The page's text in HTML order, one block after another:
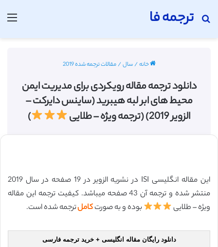
ترجمه فا
جستجو برای
خانه/سال/مقالات ترجمه شده 2019
دانلود ترجمه مقاله رویکردی برای مدیریت ایمن
محیط های ابر لبه هیبرید (ساینس دایرکت –
الزویر 2019) (ترجمه ویژه – طلایی
)
این مقاله انگلیسی ISI در نشریه الزویر در 19 صفحه در سال 2019
منتشر شده و ترجمه آن 43 صفحه میباشد. کیفیت ترجمه این مقاله
ویژه – طلایی
بوده و به صورتکاملترجمه شده است.
دانلود رایگان مقاله انگلیسی + خرید ترجمه فارسی